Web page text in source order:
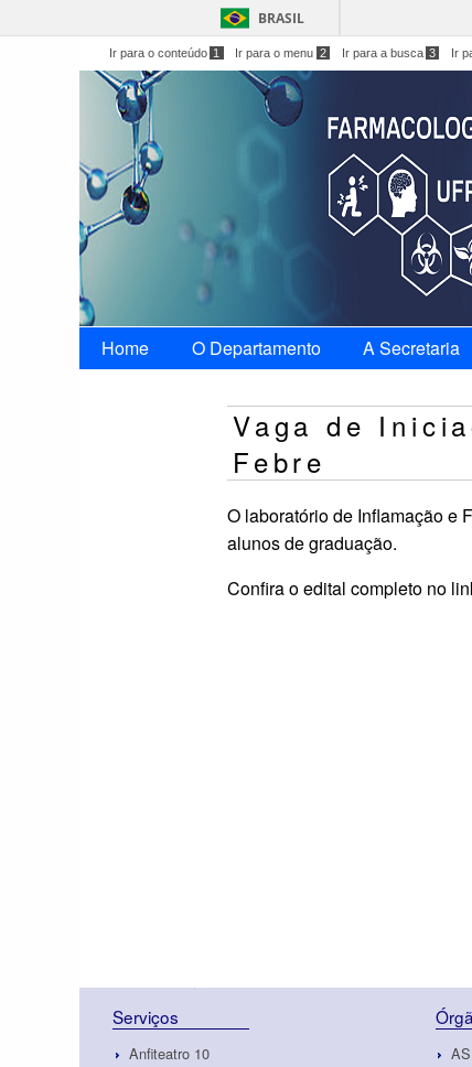
BRASIL
Ir para o conteúdo 1 Ir para o menu 2 Ir para a busca 3 Ir
Home O Departamento A Secretaria
Vaga de
Febre
O laboratório de Inflamação e
alunos de graduação.
Confira o edital completo no
Serviços
Anfiteatro 10